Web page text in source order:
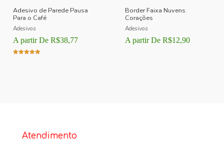
Adesivo de Parede Pausa
Para o Café
Adesivos
A partir De R$38,77
Border Faixa Nuvens
Corações
Adesivos
A partir De R$12,90
Atendimento